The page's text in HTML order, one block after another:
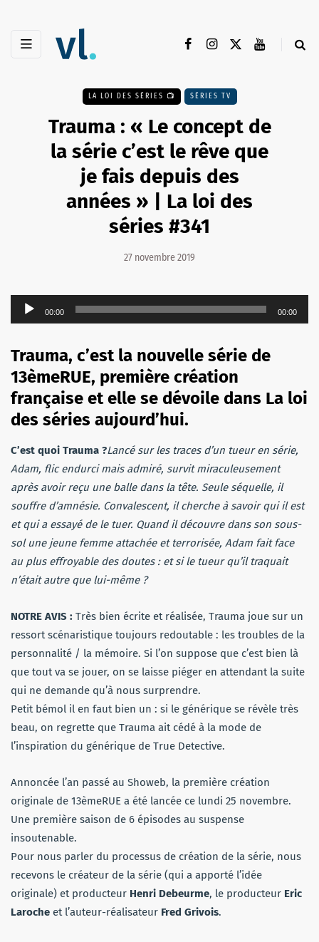
LA LOI DES SÉRIES 📺 SÉRIES TV
Trauma : « Le concept de
la série c’est le rêve que
je fais depuis des
années » | La loi des
séries #341
27 novembre 2019
Lecteur
audio
00:00 00:00
Trauma, c’est la nouvelle série de
13èmeRUE, première création
française et elle se dévoile dans La loi
des séries aujourd’hui.
C’est quoi Trauma ?Lancé sur les traces d’un tueur en série,
Adam, flic endurci mais admiré, survit miraculeusement
après avoir reçu une balle dans la tête. Seule séquelle, il
souffre d’amnésie. Convalescent, il cherche à savoir qui il est
et qui a essayé de le tuer. Quand il découvre dans son sous-
sol une jeune femme attachée et terrorisée, Adam fait face
au plus effroyable des doutes : et si le tueur qu’il traquait
n’était autre que lui-même ?
NOTRE AVIS : Très bien écrite et réalisée, Trauma joue sur un
ressort scénaristique toujours redoutable : les troubles de la
personnalité / la mémoire. Si l’on suppose que c’est bien là
que tout va se jouer, on se laisse piéger en attendant la suite
qui ne demande qu’à nous surprendre.
Petit bémol il en faut bien un : si le générique se révèle très
beau, on regrette que Trauma ait cédé à la mode de
l’inspiration du générique de True Detective.
Annoncée l’an passé au Showeb, la première création
originale de 13èmeRUE a été lancée ce lundi 25 novembre.
Une première saison de 6 épisodes au suspense
insoutenable.
Pour nous parler du processus de création de la série, nous
recevons le créateur de la série (qui a apporté l’idée
originale) et producteur Henri Debeurme, le producteur Eric
Laroche et l’auteur-réalisateur Fred Grivois.